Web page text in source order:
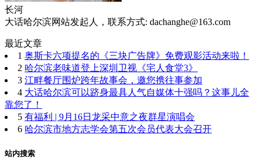
长河
大话哈尔滨网站发起人，联系方式: dachanghe@163.com
最近文章
1 奥斯卡六项提名的《三块广告牌》免费观影活动来啦！
2 哈尔滨老味道登上深圳卫视《宅人食堂3》
3 江畔餐厅围炉跨年故事会，邀您携往事参加
4 大话哈尔滨可以跻身最具人气自媒体十强吗？这事儿全
靠您了！
5 有福利 | 9月16日龙采中意之夜群星演唱会
6 哈尔滨市地方志学会第五次会员代表大会召开
站内搜索